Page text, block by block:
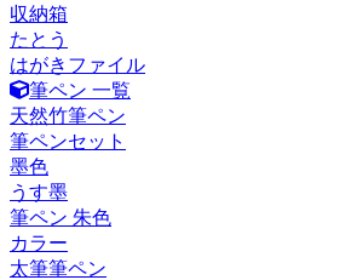
収納箱
たとう
はがきファイル
筆ペン 一覧
天然竹筆ペン
筆ペンセット
墨色
うす墨
筆ペン 朱色
カラー
太筆筆ペン